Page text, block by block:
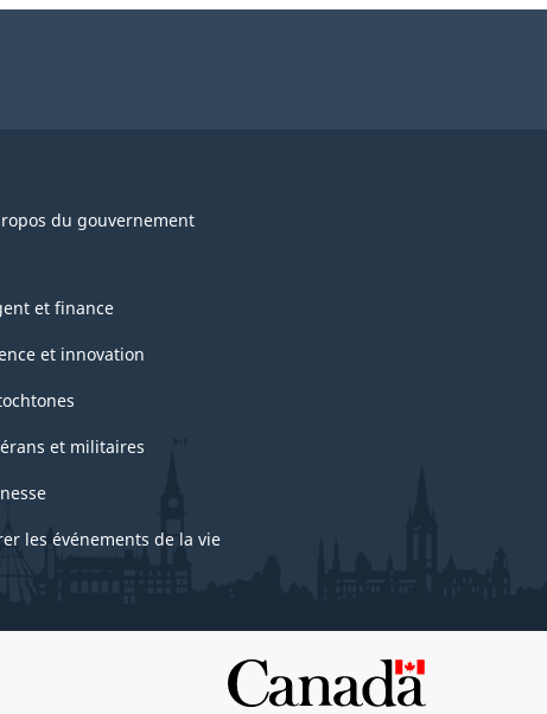
du gouvernement
et finance
et innovation
et militaires
les événements de la vie